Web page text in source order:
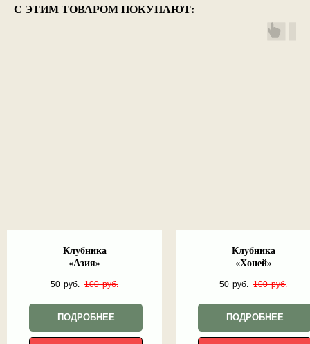
С ЭТИМ ТОВАРОМ ПОКУПАЮТ:
Клубника
«Азия»
50 руб. 100 руб.
ПОДРОБНЕЕ
Клубника
«Хоней»
50 руб. 100 руб.
ПОДРОБНЕЕ